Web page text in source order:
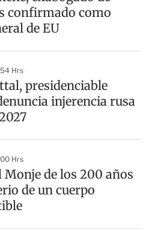
confirmado como
de EU
Hrs
presidenciable
injerencia rusa
Hrs
Monje de los 200 años
de un cuerpo